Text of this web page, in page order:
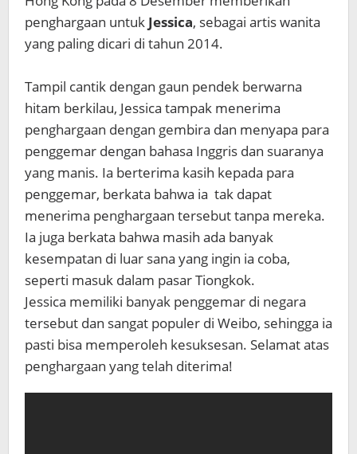
penghargaan untuk Jessica, sebagai artis wanita
yang paling dicari di tahun 2014.
Tampil cantik dengan gaun pendek berwarna
hitam berkilau, Jessica tampak menerima
penghargaan dengan gembira dan menyapa para
penggemar dengan bahasa Inggris dan suaranya
yang manis. Ia berterima kasih kepada para
penggemar, berkata bahwa ia tak dapat
menerima penghargaan tersebut tanpa mereka.
Ia juga berkata bahwa masih ada banyak
kesempatan di luar sana yang ingin ia coba,
seperti masuk dalam pasar Tiongkok.
Jessica memiliki banyak penggemar di negara
tersebut dan sangat populer di Weibo, sehingga ia
pasti bisa memperoleh kesuksesan. Selamat atas
penghargaan yang telah diterima!